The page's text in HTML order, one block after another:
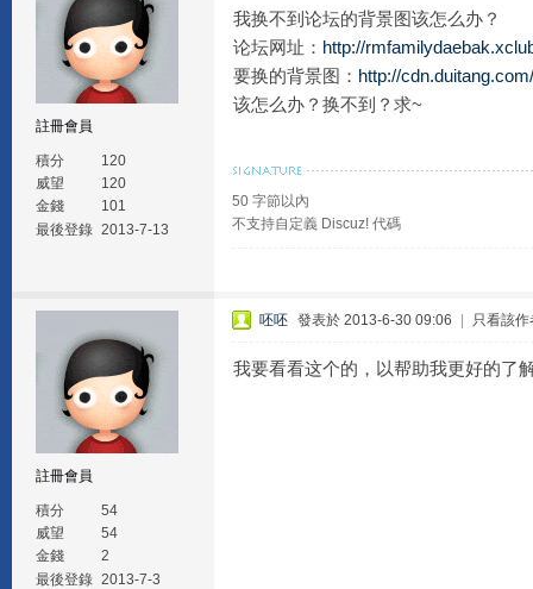
註冊會員
積分
120
威望
120
金錢
101
最後登錄 2013-7-13
我换不到论坛的背景图该怎么办？
论坛网址： http://
要换的背景图： http://
该怎么办？换不到？求~
50 字節以內
不支持自定義 Discuz! 代碼
註冊會員
積分
54
威望
54
金錢
2
最後登錄 2013-7-3
呸呸 發表於 2013-6-30 09:06 只看該作
我要看看这个的，以帮助我更好的了